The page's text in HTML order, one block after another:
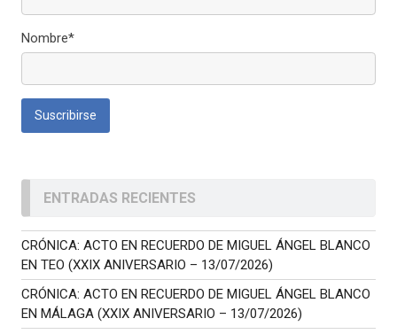
Nombre*
ENTRADAS RECIENTES
CRÓNICA: ACTO EN RECUERDO DE MIGUEL ÁNGEL BLANCO
EN TEO (XXIX ANIVERSARIO – 13/07/2026)
CRÓNICA: ACTO EN RECUERDO DE MIGUEL ÁNGEL BLANCO
EN MÁLAGA (XXIX ANIVERSARIO – 13/07/2026)